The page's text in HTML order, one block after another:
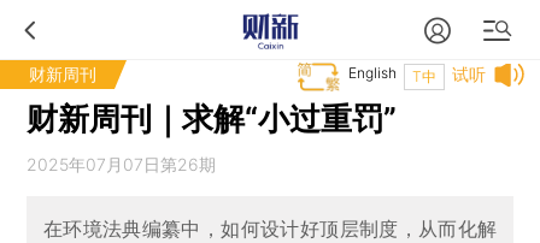
财新周刊 试听
T中
English
财新周刊｜求解“小过重罚”
2025年07月07日第26期
在环境法典编纂中，如何设计好顶层制度，从而化解